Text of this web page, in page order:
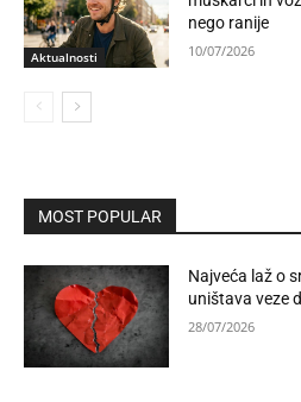
Aktualnosti
nego ranije
10/07/2026
MOST POPULAR
Najveća laž o
uništava veze
28/07/2026